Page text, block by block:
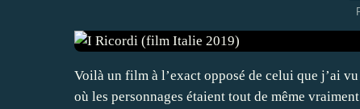
Voilà un film à l’exact opposé de celui que j’ai
où les personnages étaient tout de même